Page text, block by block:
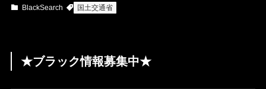
BlackSearch 国土交通省
★ブラック情報募集中★